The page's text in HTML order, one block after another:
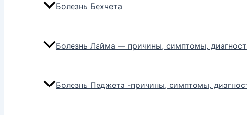
Болезнь Бехчета
Болезнь Лайма — причины, симптомы,
Болезнь Педжета -причины, симптомы,